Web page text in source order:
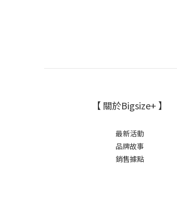
【 關於Bigsize+ 】
最新活動
品牌故事
銷售據點